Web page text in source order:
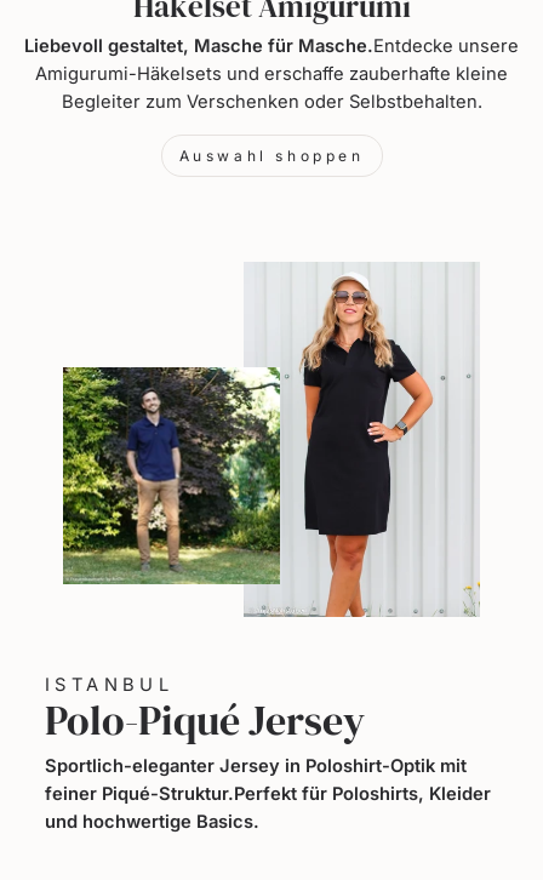
Liebevoll gestaltet, Masche für Masche.Entdecke unsere
Amigurumi-Häkelsets und erschaffe zauberhafte kleine
Begleiter zum Verschenken oder Selbstbehalten.
Auswahl shoppen
ISTANBUL
Polo-Piqué Jersey
Sportlich-eleganter Jersey in Poloshirt-Optik mit
feiner Piqué-Struktur.Perfekt für Poloshirts, Kleider
und hochwertige Basics.